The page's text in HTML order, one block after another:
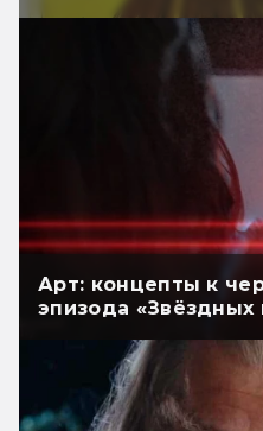
Арт: концепты к
эпизода «Звёздных